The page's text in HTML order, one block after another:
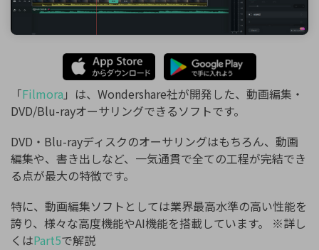
「Filmora 」は、Wondershare社が開発した、動画編集・
DVD/Blu-rayオーサリングできるソフトです。
DVD・Blu-rayディスクのオーサリングはもちろん、動画
編集や、書き出しなど、一気通貫で全ての工程が完結でき
る点が最大の特徴です。
特に、動画編集ソフトとしては業界最高水準の高い性能を
誇り、様々な高度機能やAI機能を搭載しています。 ※詳し
くはPart5で解説